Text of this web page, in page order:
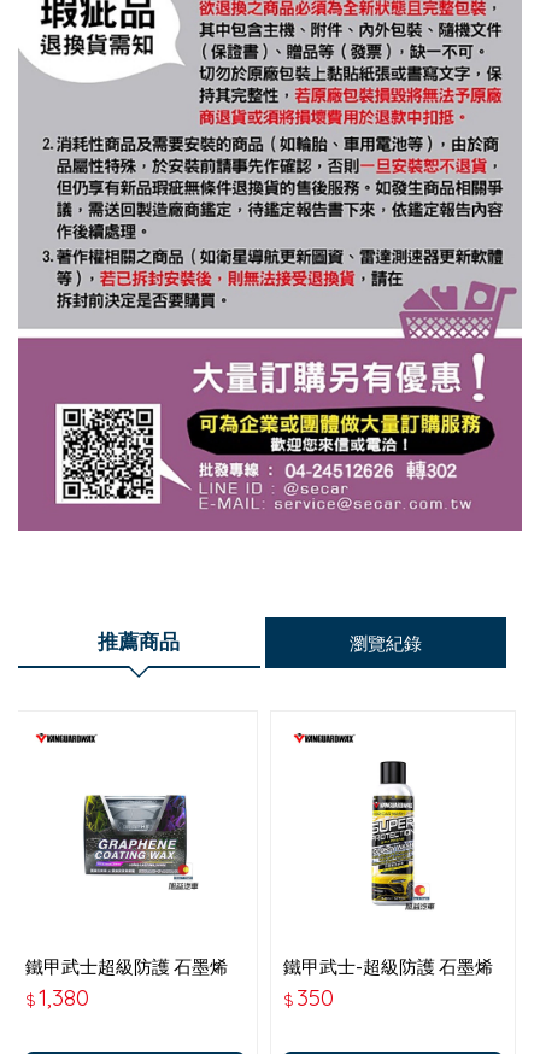
推薦商品 瀏覽紀錄
鐵甲武士超級防護 石墨烯
鍍膜車蠟 全車色系-150G
B3001
$1,380
鐵甲武士-超級防護 石墨烯
洗車液-1500 946ML
$ 350